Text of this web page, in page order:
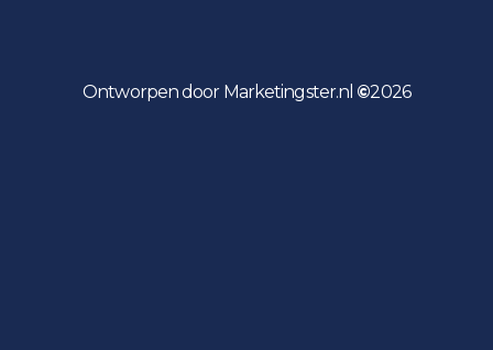
Ontworpen door Marketingster.nl ©2026